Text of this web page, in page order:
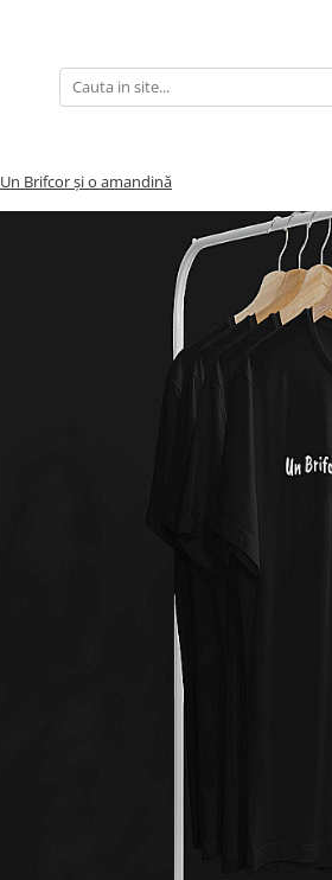
Un Brifcor și o amandină